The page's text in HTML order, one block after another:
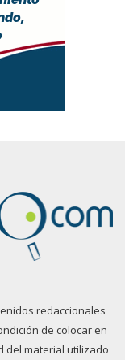
redaccionales
de colocar en
del material utilizado